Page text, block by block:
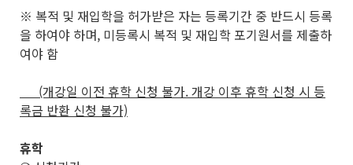
※ 복적 및 재입학을 허가받은 자는 등록기간 중 반드시 등록
을 하여야 하며, 미등록시 복적 및 재입학 포기원서를 제출하
여야 함
(개강일 이전 휴학 신청 불가. 개강 이후 휴학 신청 시 등
록금 반환 신청 불가)
휴학